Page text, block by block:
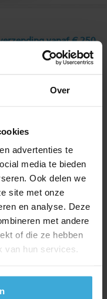
Over
advertenties te
media te bieden
Ook delen we
site met onze
en analyse. Deze
met andere
of die ze hebben
van hun services.
vanaf € 250